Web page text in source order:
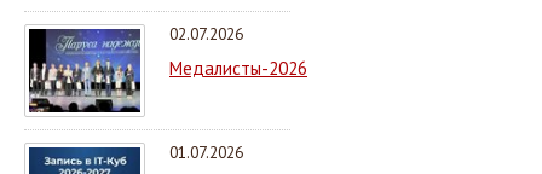
02.07.2026
Медалисты-2026
01.07.2026